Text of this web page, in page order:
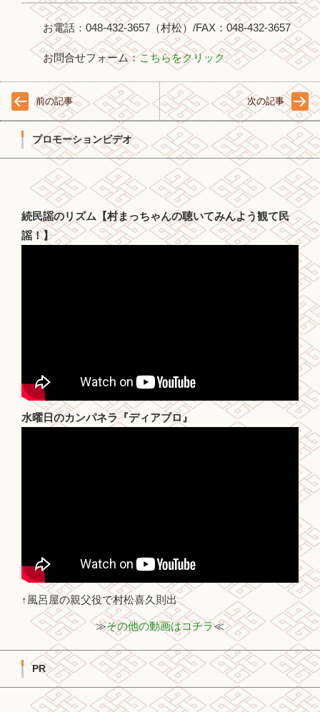
お電話：048-432-3657（村松）/FAX：048-432-3657
お問合せフォーム：こちらをクリック
前の記事 次の記事
プロモーションビデオ
続民謡のリズム【村まっちゃんの聴いてみんよう観て民
謡！】
水曜日のカンパネラ『ディアブロ』
↑風呂屋の親父役で村松喜久則出
≫その他の動画はコチラ≪
PR